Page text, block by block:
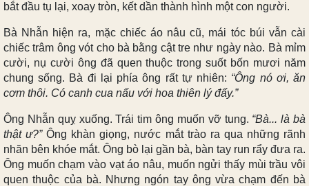
bắt đầu tụ lại, xoay tròn, kết dần thành hình một con người.
Bà Nhẫn hiện ra, mặc chiếc áo nâu cũ, mái tóc búi vẫn cài
chiếc trâm ông vót cho bà bằng cật tre như ngày nào. Bà mỉm
cười, nụ cười ông đã quen thuộc trong suốt bốn mươi năm
chung sống. Bà đi lại phía ông rất tự nhiên: “Ông nó ơi, ăn
cơm thôi. Có canh cua nấu với hoa thiên lý đấy.”
Ông Nhẫn quỵ xuống. Trái tim ông muốn vỡ tung. “Bà... là bà
thật ư?”Ông khàn giọng, nước mắt trào ra qua những rãnh
nhăn bên khóe mắt. Ông bò lại gần bà, bàn tay run rẩy đưa ra.
Ông muốn chạm vào vạt áo nâu, muốn ngửi thấy mùi trầu vôi
quen thuộc của bà. Nhưng ngón tay ông vừa chạm đến bà